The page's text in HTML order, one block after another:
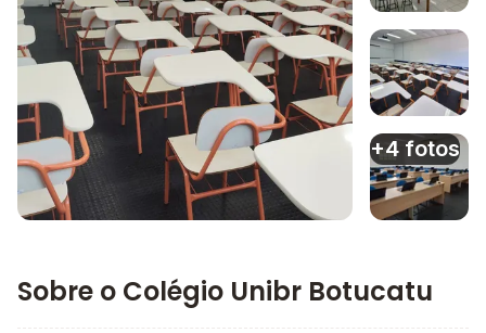
Imagem 2
Imagem 3
+4 fotos
Sobre o Colégio Unibr Botucatu